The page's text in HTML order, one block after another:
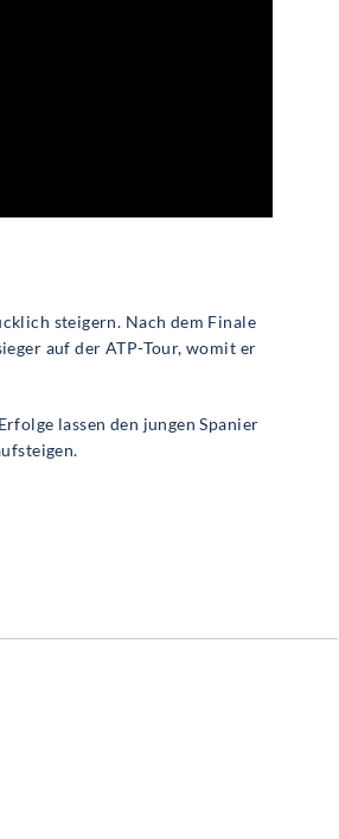
steigern. Nach dem Finale
auf der ATP-Tour, womit er
lassen den jungen Spanier